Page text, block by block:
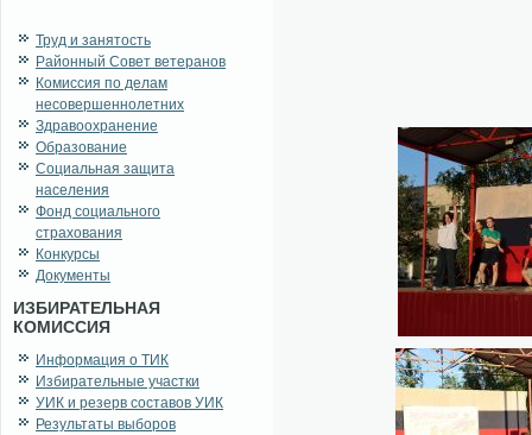
Труд и занятость
Районный Совет ветеранов
Комиссия по делам
несовершеннолетних
Здравоохранение
Образование
Социальная защита
населения
Фонд социального
страхования
Конкурсы
Документы
ИЗБИРАТЕЛЬНАЯ
КОМИССИЯ
Информация о ТИК
Избирательные участки
УИК и резерв составов УИК
Результаты выборов